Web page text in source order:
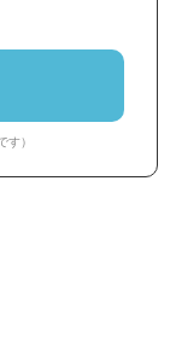
キング ス
士靴 歩きや
フォーマル
）